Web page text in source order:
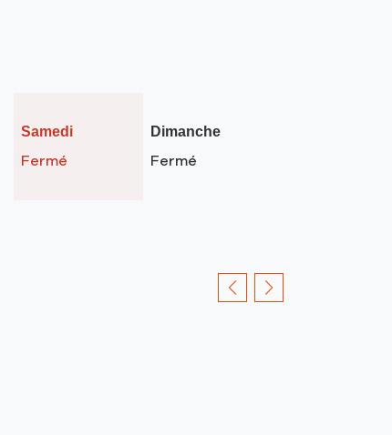
Horaires
d'ouverture
d'aujourd'hui
Samedi
Fermé
Dimanche
Fermé